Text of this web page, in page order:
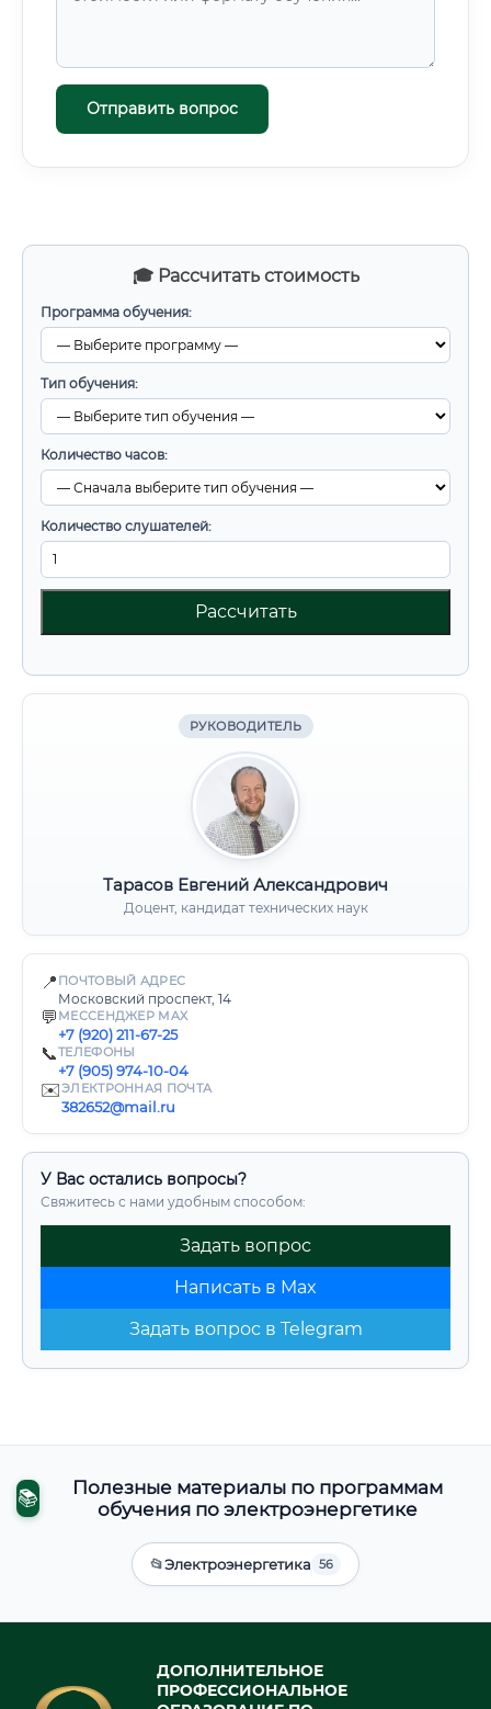
🎓 Рассчитать стоимость
Программа обучения:
Тип обучения:
Количество часов:
Количество слушателей:
Рассчитать
РУКОВОДИТЕЛЬ
Тарасов Евгений Александрович
Доцент, кандидат технических наук
📍 ПОЧТОВЫЙ АДРЕС
Московский проспект, 14
💬 МЕССЕНДЖЕР MAX
+7 (920) 211-67-25
📞ТЕЛЕФОНЫ
+7 (905) 974-10-04
✉️ЭЛЕКТРОННАЯ ПОЧТА
382652@mail.ru
У Вас остались вопросы?
Свяжитесь с нами удобным способом:
Задать вопрос
Написать в Max
Задать вопрос в Telegram
Отправить вопрос
📚
Полезные материалы по программам
обучения по электроэнергетике
📂Электроэнергетика 56
ДОПОЛНИТЕЛЬНОЕ
ПРОФЕССИОНАЛЬНОЕ